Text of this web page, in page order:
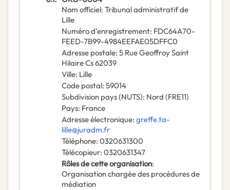
Nom officiel: Tribunal administratif de
Lille
Numéro d’enregistrement: FDC64A70-
FEED-7B99-4984EEFAE05DFFC0
Adresse postale: 5 Rue Geoffroy Saint
Hilaire Cs 62039
Ville: Lille
Code postal: 59014
Subdivision pays (NUTS): Nord (FRE11)
Pays: France
Adresse électronique: greffe.ta-
lille@juradm.fr
Téléphone: 0320631300
Télécopieur: 0320631347
Rôles de cette organisation:
Organisation chargée des procédures de
médiation